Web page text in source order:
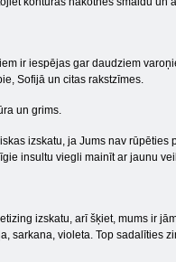
ir iespējas gar daudziem
Sofijā un citas rakstzīmes.
un grims.
izskatu, ja Jums nav
insultu viegli mainīt ar jaunu
izskatu, arī šķiet, mums ir
sarkana, violeta. Top sadalīties